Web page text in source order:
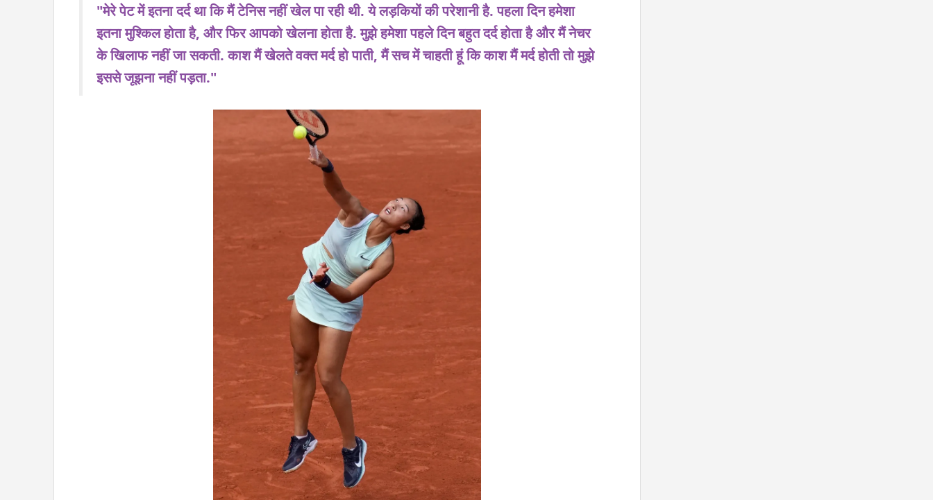
"मेरे पेट में इतना दर्द था कि मैं टेनिस नहीं खेल पा रही थी. ये लड़कियों की परेशानी है. पहला दिन हमेशा
इतना मुश्किल होता है, और फिर आपको खेलना होता है. मुझे हमेशा पहले दिन बहुत दर्द होता है और मैं नेचर
के खिलाफ नहीं जा सकती. काश मैं खेलते वक्त मर्द हो पाती, मैं सच में चाहती हूं कि काश मैं मर्द होती तो मुझे
इससे जूझना नहीं पड़ता."